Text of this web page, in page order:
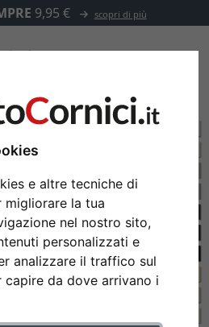
e altre tecniche di
la tua
nel nostro sito,
personalizzati e
analizzare il traffico sul
capire da dove arrivano i
9,95 € scopri di più